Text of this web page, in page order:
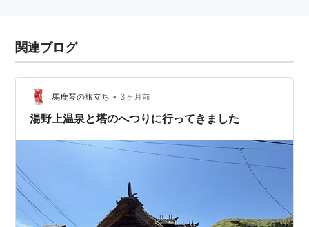
会津高原尾瀬口駅…中荒井駅←「会津田島駅」→田
島高校前駅…会津下郷駅…湯野上温泉駅…芦ノ牧温泉
駅… 西若松駅
■ JR 只見線直通…(至・会津若松駅）
湯西川温泉 上三依塩原温泉口駅)
経由）…(至・鬼
怒川温泉駅
■
東武日光線 直通（東武鬼怒川線
新栃
木駅 新鹿沼駅 下今市駅)
関連ブログ
馬鹿琴の旅立ち • 3ヶ月前
湯野上温泉と塔のへつりに行ってきました